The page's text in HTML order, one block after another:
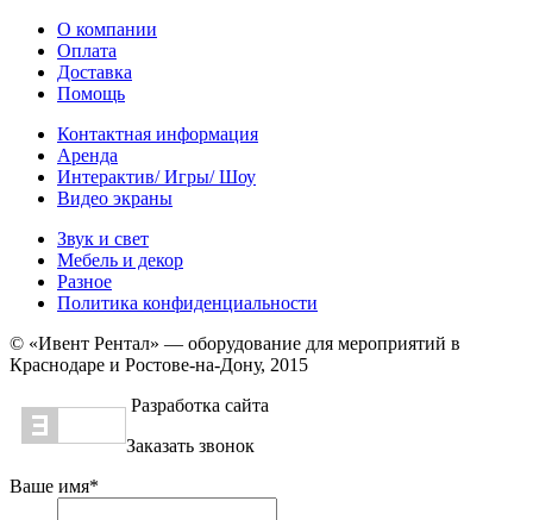
О компании
Оплата
Доставка
Помощь
Контактная информация
Аренда
Интерактив/ Игры/ Шоу
Видео экраны
Звук и свет
Мебель и декор
Разное
Политика конфиденциальности
© «Ивент Рентал» — оборудование для мероприятий в
Краснодаре и Ростове-на-Дону, 2015
Разработка сайта
Заказать звонок
Ваше имя*